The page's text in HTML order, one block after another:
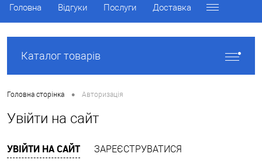
Головна Відгуки Послуги Доставка
Каталог товарів
Головна сторінка • Авторизація
Увійти на сайт
УВІЙТИ НА САЙТ ЗАРЕЄСТРУВАТИСЯ